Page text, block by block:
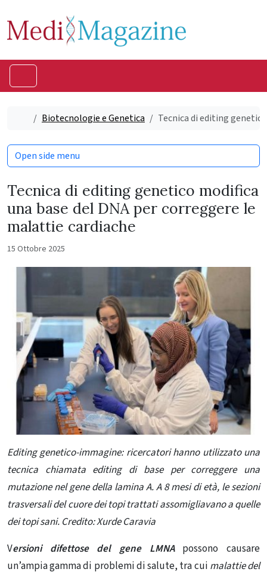
HomeBiotecnologie e Genetica Tecnica di editing
Tecnica di editing genetico modifica
una base del DNA per correggere le
malattie cardiache
15 Ottobre 2025
Editing genetico-immagine: ricercatori hanno utilizzato una
tecnica chiamata editing di base per correggere una
mutazione nel gene della lamina A. A 8 mesi di età, le sezioni
trasversali del cuore dei topi trattati assomigliavano a quelle
dei topi sani. Credito: Xurde Caravia
Versioni difettose del geneLMNA possono causare
un’ampia gamma di problemi di salute, tra cui malattie del
Open side menu